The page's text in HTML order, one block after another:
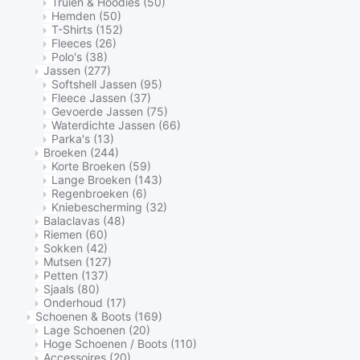
Hemden (50)
T-Shirts (152)
Fleeces (26)
Polo's (38)
Jassen (277)
Softshell Jassen (95)
Fleece Jassen (37)
Gevoerde Jassen (75)
Waterdichte Jassen (66)
Parka's (13)
Broeken (244)
Korte Broeken (59)
Lange Broeken (143)
Regenbroeken (6)
Kniebescherming (32)
Balaclavas (48)
Riemen (60)
Sokken (42)
Mutsen (127)
Petten (137)
Sjaals (80)
Onderhoud (17)
Schoenen & Boots (169)
Lage Schoenen (20)
Hoge Schoenen / Boots (110)